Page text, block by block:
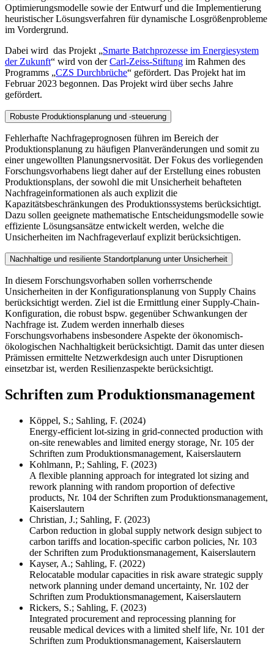
Optimierungsmodelle sowie der Entwurf und die Implementierung
heuristischer Lösungsverfahren für dynamische Losgrößenprobleme
im Vordergrund.
Dabei wird das Projekt „Smarte Batchprozesse im Energiesystem
der Zukunft“ wird von derCarl-Zeiss-Stiftung im Rahmen des
Programms „CZS Durchbrüche“ gefördert. Das Projekt hat im
Februar 2023 begonnen. Das Projekt wird über sechs Jahre
gefördert.
Robuste Produktionsplanung und -steuerung
Fehlerhafte Nachfrageprognosen führen im Bereich der
Produktionsplanung zu häufigen Planveränderungen und somit zu
einer ungewollten Planungsnervosität. Der Fokus des vorliegenden
Forschungsvorhabens liegt daher auf der Erstellung eines robusten
Produktionsplans, der sowohl die mit Unsicherheit behafteten
Nachfrageinformationen als auch explizit die
Kapazitätsbeschränkungen des Produktionssystems berücksichtigt.
Dazu sollen geeignete mathematische Entscheidungsmodelle sowie
effiziente Lösungsansätze entwickelt werden, welche die
Unsicherheiten im Nachfrageverlauf explizit berücksichtigen.
Nachhaltige und resiliente Standortplanung unter Unsicherheit
In diesem Forschungsvorhaben sollen vorherrschende
Unsicherheiten in der Konfigurationsplanung von Supply Chains
berücksichtigt werden. Ziel ist die Ermittlung einer Supply-Chain-
Konfiguration, die robust bspw. gegenüber Schwankungen der
Nachfrage ist. Zudem werden innerhalb dieses
Forschungsvorhabens insbesondere Aspekte der ökonomisch-
ökologischen Nachhaltigkeit berücksichtigt. Damit das unter diesen
Prämissen ermittelte Netzwerkdesign auch unter Disruptionen
einsetzbar ist, werden Resilienzaspekte berücksichtigt.
Schriften zum Produktionsmanagement
Köppel, S.; Sahling, F. (2024)
Energy-efficient lot-sizing in grid-connected production with
on-site renewables and limited energy storage, Nr. 105 der
Schriften zum Produktionsmanagement, Kaiserslautern
Kohlmann, P.; Sahling, F. (2023)
A flexible planning approach for integrated lot sizing and
rework planning with random proportion of defective
products, Nr. 104 der Schriften zum Produktionsmanagement,
Kaiserslautern
Christian, J.; Sahling, F. (2023)
Carbon reduction in global supply network design subject to
carbon tariffs and location-specific carbon policies, Nr. 103
der Schriften zum Produktionsmanagement, Kaiserslautern
Kayser, A.; Sahling, F. (2022)
Relocatable modular capacities in risk aware strategic supply
network planning under demand uncertainty, Nr. 102 der
Schriften zum Produktionsmanagement, Kaiserslautern
Rickers, S.; Sahling, F. (2023)
Integrated procurement and reprocessing planning for
reusable medical devices with a limited shelf life, Nr. 101 der
Schriften zum Produktionsmanagement, Kaiserslautern